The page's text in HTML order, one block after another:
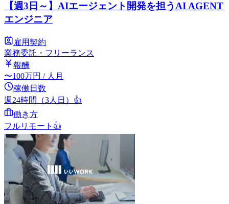
【週3日～】AIエージェント開発を担うAI AGENT
エンジニア
雇用契約
業務委託・フリーランス
報酬
〜100万円 / 人月
稼働日数
週24時間（3人日） 👍
働き方
フルリモート 👍